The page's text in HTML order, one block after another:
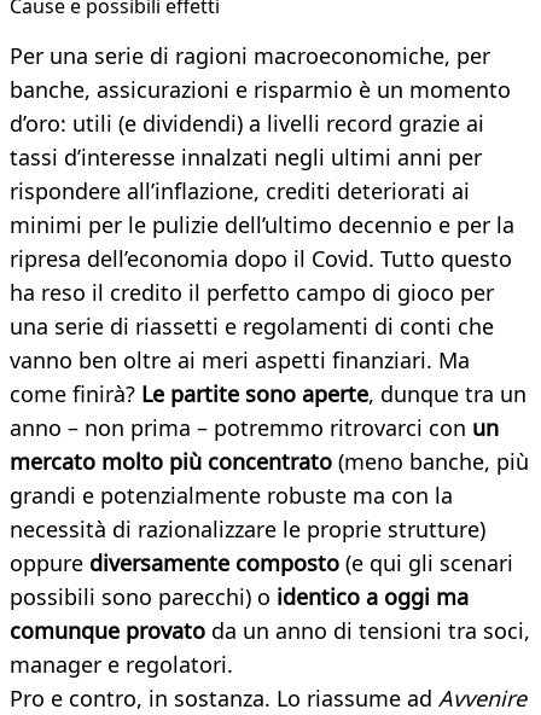
Cause e possibili effetti
Per una serie di ragioni macroeconomiche, per
banche, assicurazioni e risparmio è un momento
d’oro: utili (e dividendi) a livelli record grazie ai
tassi d’interesse innalzati negli ultimi anni per
rispondere all’inflazione, crediti deteriorati ai
minimi per le pulizie dell’ultimo decennio e per la
ripresa dell’economia dopo il Covid. Tutto questo
ha reso il credito il perfetto campo di gioco per
una serie di riassetti e regolamenti di conti che
vanno ben oltre ai meri aspetti finanziari. Ma
come finirà? Le partite sono aperte, dunque tra un
anno – non prima – potremmo ritrovarci con un
mercato molto più concentrato (meno banche, più
grandi e potenzialmente robuste ma con la
necessità di razionalizzare le proprie strutture)
oppure diversamente composto (e qui gli scenari
possibili sono parecchi) o identico a oggi ma
comunque provato da un anno di tensioni tra soci,
manager e regolatori.
Pro e contro, in sostanza. Lo riassume ad Avvenire